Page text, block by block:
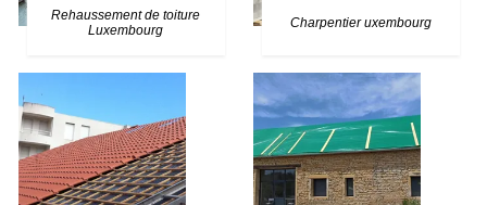
Rehaussement de toiture
Luxembourg
Charpentier uxembourg